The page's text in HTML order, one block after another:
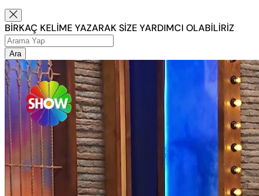
BİRKAÇ KELİME YAZARAK SİZE YARDIMCI OLABİLİRİZ
Ara